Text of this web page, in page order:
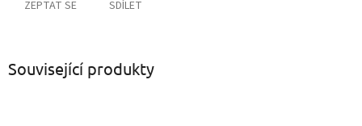
ZEPTAT SE SDÍLET
Související produkty